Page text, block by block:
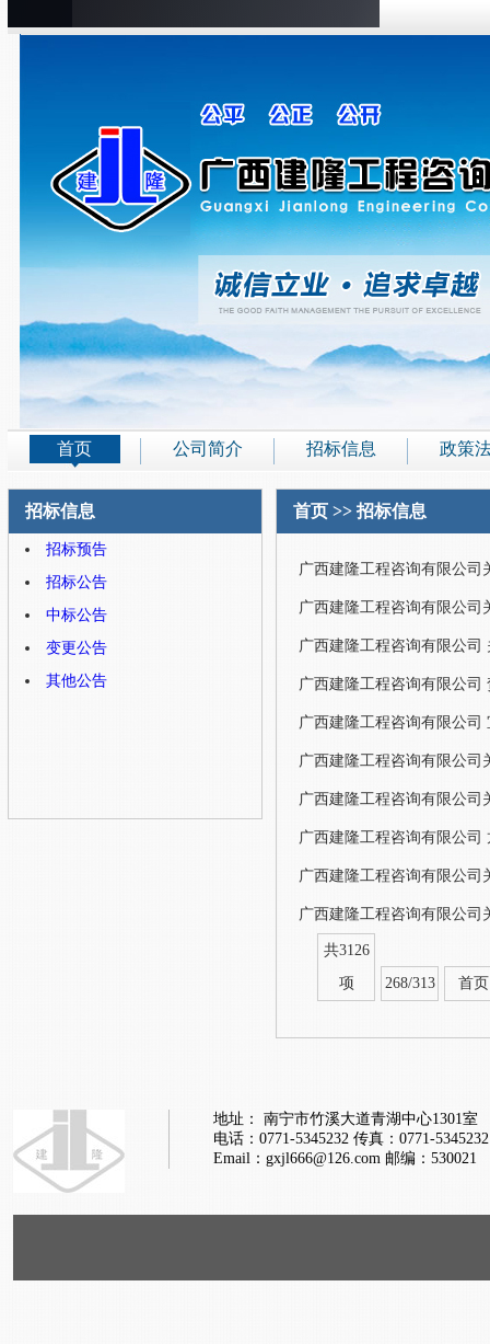
首页 公司简介 招标信息 政策
招标信息
招标预告
招标公告
中标公告
变更公告
其他公告
首页>> 招标信息
广西建隆工程咨询有限公司
广西建隆工程咨询有限公司
广西建隆工程咨询有限公司
广西建隆工程咨询有限公司
广西建隆工程咨询有限公司
共3126
项
268/313 首页
地址： 南宁市竹溪大道青湖中心1301室
电话：0771-5345232 传真：0771-5345232
Email：gxjl666@126.com 邮编：530021